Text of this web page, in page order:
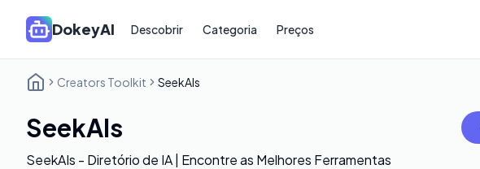
DokeyAI Descobrir Categoria Preços
Creators Toolkit SeekAIs
SeekAIs
SeekAIs - Diretório de IA | Encontre as Melhores Ferramentas